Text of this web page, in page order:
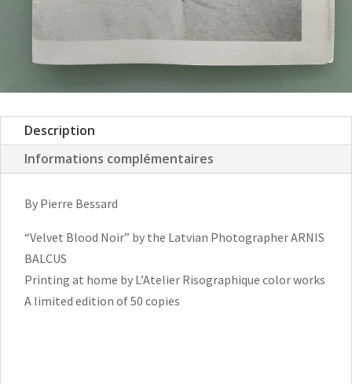
Description
Informations complémentaires
By Pierre Bessard
“Velvet Blood Noir” by the Latvian Photographer ARNIS
BALCUS
Printing at home by L’Atelier Risographique color works
A limited edition of 50 copies